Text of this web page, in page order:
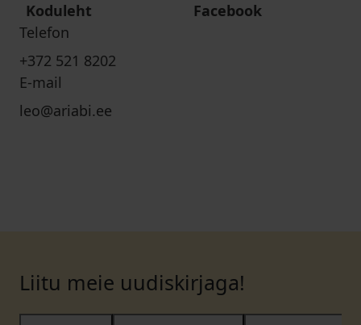
Koduleht
Facebook
Telefon
+372 521 8202
E-mail
leo@ariabi.ee
Liitu meie uudiskirjaga!